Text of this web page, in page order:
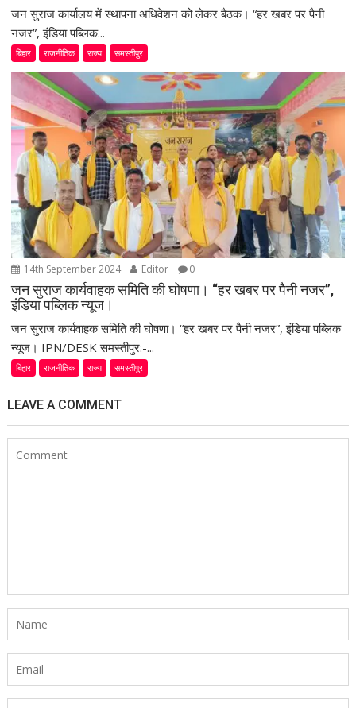
जन सुराज कार्यालय में स्थापना अधिवेशन को लेकर बैठक। “हर खबर पर पैनी
नजर”, इंडिया पब्लिक...
बिहार राजनीतिक राज्य समस्तीपुर
14th September 2024 Editor 0
जन सुराज कार्यवाहक समिति की घोषणा। “हर खबर पर पैनी नजर”,
इंडिया पब्लिक न्यूज।
जन सुराज कार्यवाहक समिति की घोषणा। “हर खबर पर पैनी नजर”, इंडिया पब्लिक
न्यूज। IPN/DESK समस्तीपुर:-...
बिहार राजनीतिक राज्य समस्तीपुर
LEAVE A COMMENT